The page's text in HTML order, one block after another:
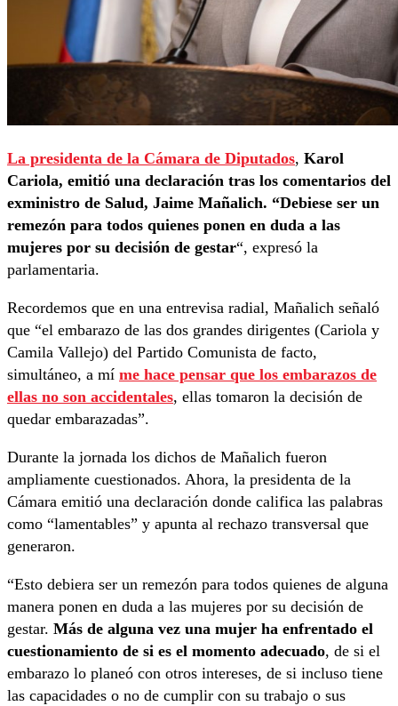
La presidenta de la Cámara de Diputados, Karol
Cariola, emitió una declaración tras los comentarios del
exministro de Salud, Jaime Mañalich. “Debiese ser un
remezón para todos quienes ponen en duda a las
mujeres por su decisión de gestar“, expresó la
parlamentaria.
Recordemos que en una entrevisa radial, Mañalich señaló
que “el embarazo de las dos grandes dirigentes (Cariola y
Camila Vallejo) del Partido Comunista de facto,
simultáneo, a mí me hace pensar que los embarazos de
ellas no son accidentales, ellas tomaron la decisión de
quedar embarazadas”.
Durante la jornada los dichos de Mañalich fueron
ampliamente cuestionados. Ahora, la presidenta de la
Cámara emitió una declaración donde califica las palabras
como “lamentables” y apunta al rechazo transversal que
generaron.
“Esto debiera ser un remezón para todos quienes de alguna
manera ponen en duda a las mujeres por su decisión de
gestar. Más de alguna vez una mujer ha enfrentado el
cuestionamiento de si es el momento adecuado, de si el
embarazo lo planeó con otros intereses, de si incluso tiene
las capacidades o no de cumplir con su trabajo o sus